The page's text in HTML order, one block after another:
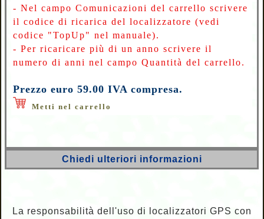
- Nel campo Comunicazioni del carrello scrivere
il codice di ricarica del localizzatore (vedi
codice "TopUp" nel manuale).
- Per ricaricare più di un anno scrivere il
numero di anni nel campo Quantità del carrello.
Prezzo euro 59.00 IVA compresa.
Metti nel carrello
Chiedi ulteriori informazioni
La responsabilità dell'uso di localizzatori GPS con